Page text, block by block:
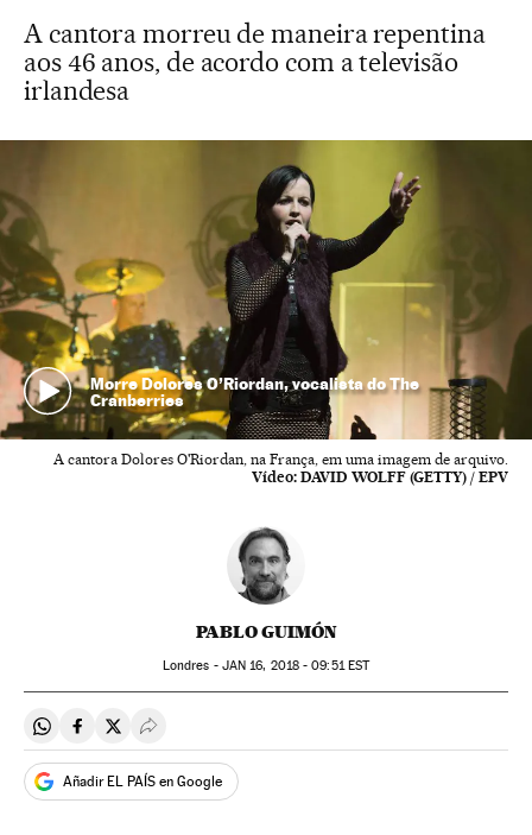
A cantora morreu de maneira repentina
aos 46 anos, de acordo com a televisão
irlandesa
Morre Dolores O’Riordan, vocalista do The
Cranberries
A cantora Dolores O'Riordan, na França, em uma imagem de arquivo.
Vídeo: DAVID WOLFF (GETTY) / EPV
PABLO GUIMÓN
Londres - JAN 16, 2018 - 09:51EST
Compartir en Whatsapp
Compartir en Facebook
Compartir en Twitter
Desplegar Redes Sociales
Añadir EL PAÍS en Google